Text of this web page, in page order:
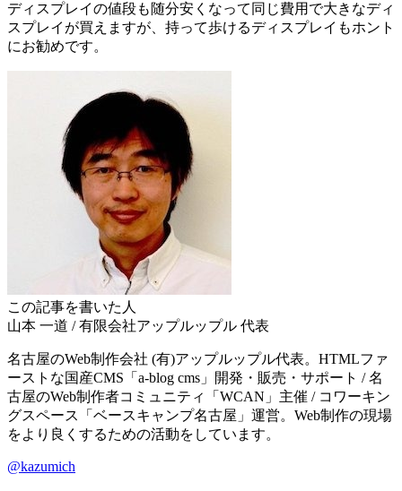
ディスプレイの値段も随分安くなって同じ費用で大きなディ
スプレイが買えますが、持って歩けるディスプレイもホント
にお勧めです。
この記事を書いた人
山本 一道 / 有限会社アップルップル 代表
名古屋のWeb制作会社 (有)アップルップル代表。HTMLファ
ーストな国産CMS「a-blog cms」開発・販売・サポート / 名
古屋のWeb制作者コミュニティ「WCAN」主催 / コワーキン
グスペース「ベースキャンプ名古屋」運営。Web制作の現場
をより良くするための活動をしています。
@kazumich